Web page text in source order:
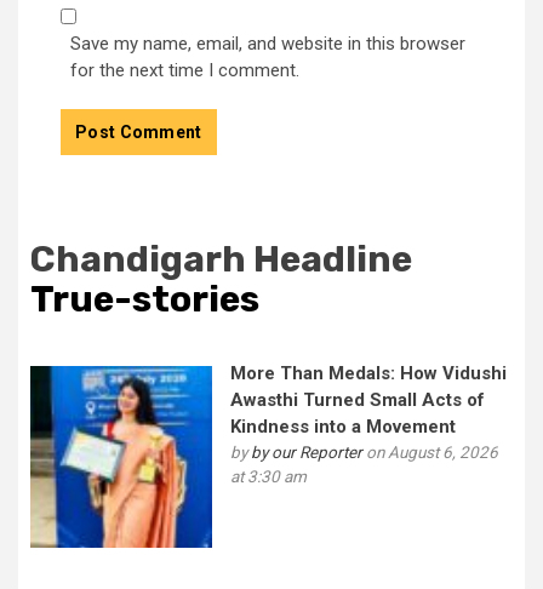
Save my name, email, and website in this browser
for the next time I comment.
Chandigarh Headline
True-stories
More Than Medals: How Vidushi
Awasthi Turned Small Acts of
Kindness into a Movement
byby our Reporteron August 6, 2026
at 3:30 am